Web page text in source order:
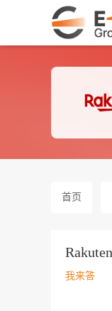
首页
我来答